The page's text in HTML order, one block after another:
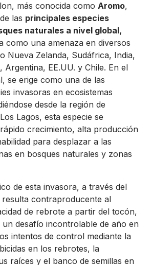
más conocida como Aromo,
las principales especies
naturales a nivel global,
como una amenaza en diversos
Nueva Zelanda, Sudáfrica, India,
Argentina, EE.UU. y Chile. En el
se erige como una de las
invasoras en ecosistemas
desde la región de
Lagos, esta especie se
crecimiento, alta producción
para desplazar a las
en bosques naturales y zonas
de esta invasora, a través del
contraproducente al
de rebrote a partir del tocón,
desafío incontrolable de año en
intentos de control mediante la
en los rebrotes, la
raíces y el banco de semillas en